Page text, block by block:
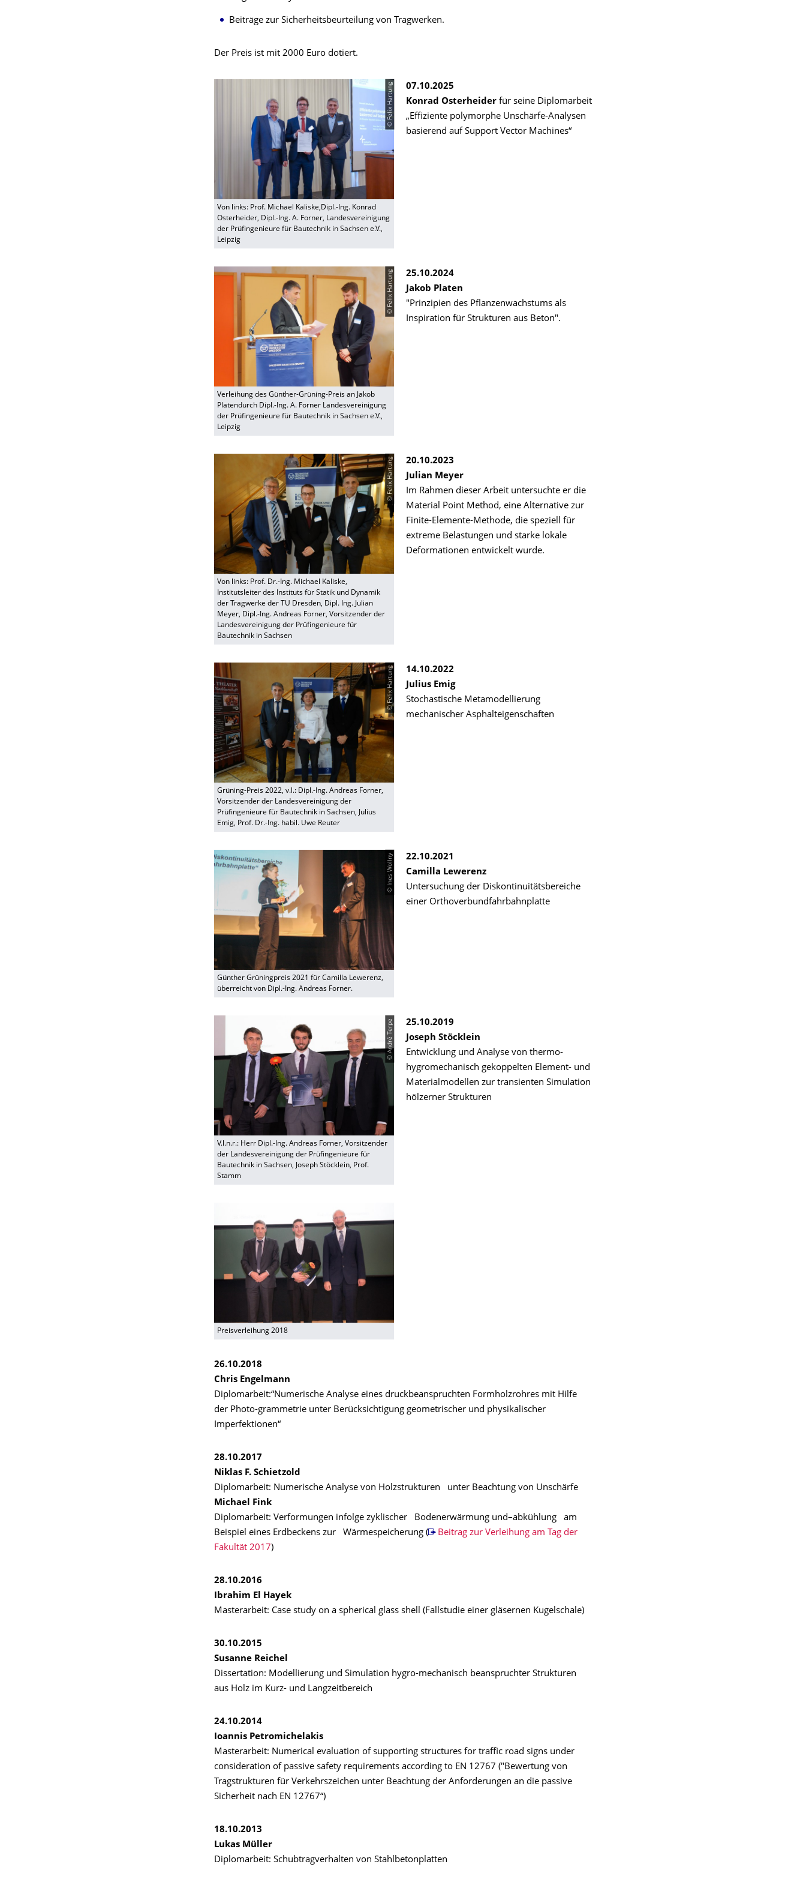
Beiträge zur Sicherheitsbeurteilung von Tragwerken.
Der Preis ist mit 2000 Euro dotiert.
© Felix Hartung
Von links: Prof. Michael Kaliske,Dipl.-Ing. Konrad
Osterheider, Dipl.-Ing. A. Forner, Landesvereinigung
der Prüfingenieure für Bautechnik in Sachsen e.V.,
Leipzig
07.10.2025
Konrad Osterheider für seine Diplomarbeit
„Effiziente polymorphe Unschärfe-Analysen
basierend auf Support Vector Machines“
© Felix Hartung
Verleihung des Günther-Grüning-Preis an Jakob
Platendurch Dipl.-Ing. A. Forner Landesvereinigung
der Prüfingenieure für Bautechnik in Sachsen e.V.,
Leipzig
25.10.2024
Jakob Platen
"Prinzipien des Pflanzenwachstums als
Inspiration für Strukturen aus Beton".
© Felix Hartung
Von links: Prof. Dr.-Ing. Michael Kaliske,
Institutsleiter des Instituts für Statik und Dynamik
der Tragwerke der TU Dresden, Dipl. Ing. Julian
Meyer, Dipl.-Ing. Andreas Forner, Vorsitzender der
Landesvereinigung der Prüfingenieure für
Bautechnik in Sachsen
20.10.2023
Julian Meyer
Im Rahmen dieser Arbeit untersuchte er die
Material Point Method, eine Alternative zur
Finite-Elemente-Methode, die speziell für
extreme Belastungen und starke lokale
Deformationen entwickelt wurde.
© Felix Hartung
Grüning-Preis 2022, v.l.: Dipl.-Ing. Andreas Forner,
Vorsitzender der Landesvereinigung der
Prüfingenieure für Bautechnik in Sachsen, Julius
Emig, Prof. Dr.-Ing. habil. Uwe Reuter
14.10.2022
Julius Emig
Stochastische Metamodellierung
mechanischer Asphalteigenschaften
© Ines Wollny
Günther Grüningpreis 2021 für Camilla Lewerenz,
überreicht von Dipl.-Ing. Andreas Forner.
22.10.2021
Camilla Lewerenz
Untersuchung der Diskontinuitätsbereiche
einer Orthoverbundfahrbahnplatte
© André Terpe
V.l.n.r.: Herr Dipl.-Ing. Andreas Forner, Vorsitzender
der Landesvereinigung der Prüfingenieure für
Bautechnik in Sachsen, Joseph Stöcklein, Prof.
Stamm
25.10.2019
Joseph Stöcklein
Entwicklung und Analyse von thermo-
hygromechanisch gekoppelten Element- und
Materialmodellen zur transienten Simulation
hölzerner Strukturen
Preisverleihung 2018
26.10.2018
Chris Engelmann
Diplomarbeit:“Numerische Analyse eines druckbeanspruchten Formholzrohres mit Hilfe
der Photo-grammetrie unter Berücksichtigung geometrischer und physikalischer
Imperfektionen“
28.10.2017
Niklas F. Schietzold
Diplomarbeit: Numerische Analyse von Holzstrukturen unter Beachtung von Unschärfe
Michael Fink
Diplomarbeit: Verformungen infolge zyklischer Bodenerwärmung und–abkühlung am
Beispiel eines Erdbeckens zur Wärmespeicherung (
Beitrag zur Verleihung am Tag der
Fakultät 2017)
28.10.2016
Ibrahim El Hayek
Masterarbeit: Case study on a spherical glass shell (Fallstudie einer gläsernen Kugelschale)
30.10.2015
Susanne Reichel
Dissertation: Modellierung und Simulation hygro-mechanisch beanspruchter Strukturen
aus Holz im Kurz- und Langzeitbereich
24.10.2014
Ioannis Petromichelakis
Masterarbeit: Numerical evaluation of supporting structures for traffic road signs under
consideration of passive safety requirements according to EN 12767 ("Bewertung von
Tragstrukturen für Verkehrszeichen unter Beachtung der Anforderungen an die passive
Sicherheit nach EN 12767“)
18.10.2013
Lukas Müller
Diplomarbeit: Schubtragverhalten von Stahlbetonplatten